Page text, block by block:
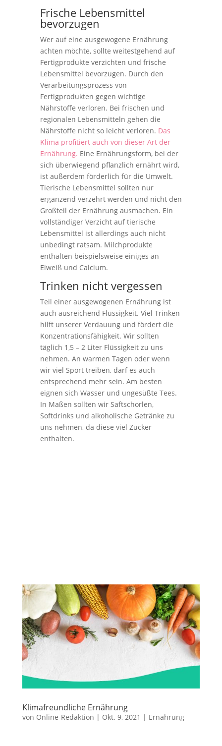
Frische Lebensmittel
bevorzugen
Wer auf eine ausgewogene Ernährung
achten möchte, sollte weitestgehend auf
Fertigprodukte verzichten und frische
Lebensmittel bevorzugen. Durch den
Verarbeitungsprozess von
Fertigprodukten gegen wichtige
Nährstoffe verloren. Bei frischen und
regionalen Lebensmitteln gehen die
Nährstoffe nicht so leicht verloren. Das
Klima profitiert auch von dieser Art der
Ernährung. Eine Ernährungsform, bei der
sich überwiegend pflanzlich ernährt wird,
ist außerdem förderlich für die Umwelt.
Tierische Lebensmittel sollten nur
ergänzend verzehrt werden und nicht den
Großteil der Ernährung ausmachen. Ein
vollständiger Verzicht auf tierische
Lebensmittel ist allerdings auch nicht
unbedingt ratsam. Milchprodukte
enthalten beispielsweise einiges an
Eiweiß und Calcium.
Trinken nicht vergessen
Teil einer ausgewogenen Ernährung ist
auch ausreichend Flüssigkeit. Viel Trinken
hilft unserer Verdauung und fördert die
Konzentrationsfähigkeit. Wir sollten
täglich 1,5 – 2 Liter Flüssigkeit zu uns
nehmen. An warmen Tagen oder wenn
wir viel Sport treiben, darf es auch
entsprechend mehr sein. Am besten
eignen sich Wasser und ungesüßte Tees.
In Maßen sollten wir Saftschorlen,
Softdrinks und alkoholische Getränke zu
uns nehmen, da diese viel Zucker
enthalten.
Klimafreundliche Ernährung
von Online-Redaktion | Okt. 9, 2021 | Ernährung